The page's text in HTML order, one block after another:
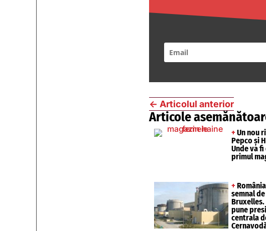
← Articolul anterior
Articole
+ Un nou
Pepco și
Unde va fi
primul
+
semnal
Bruxelles.
pune
centrala